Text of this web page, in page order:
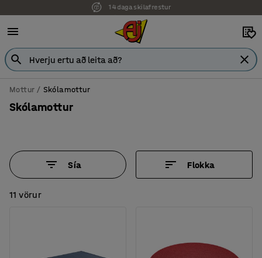
7 ára ábyrgð
Mottur Skólamottur
Skólamottur
Sía Flokka
11 vörur